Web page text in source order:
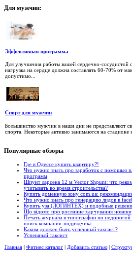
Для мужчин:
Эффективная программа
Для улучшения работы вашей сердечно-сосудистой
нагрузка на сердце должна составлять 60-70% от
допустимо...
Спорт для мужчин
Большинство мужчин в наши дни не представляют
спорта. Некоторые активно занимаются на стадионе
Популярные обзоры
Где в Одессе купить квартиру?!
Что нужно знать про заработок с помощью
программ
Шпунт ларсена 12 м Vector Shpunt: что
учитывать во время строительства?
Купить доменную зону com.ua:
Что нужно знать про генерацию лидов в
Купить уза (ЛОГИНТЕХ) и подобные
Що відомо про рослинне харчування новини
Печать журнала в типографии по недорогой
поиск компании-подрядчика
Каким должен быть успешный таксист?
Успешный таксист
Главная | Фитнес каталог | Добавить статью |